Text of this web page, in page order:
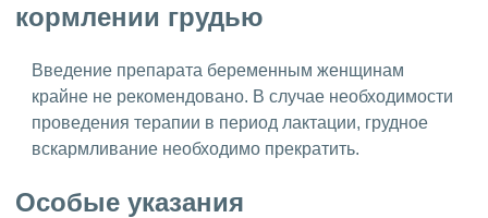
кормлении грудью
Введение препарата беременным женщинам
крайне не рекомендовано. В случае необходимости
проведения терапии в период лактации, грудное
вскармливание необходимо прекратить.
Особые указания